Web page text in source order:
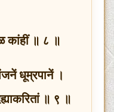
कांहीं ॥ ८ ॥
धूम्रपानें ।
॥ ९ ॥